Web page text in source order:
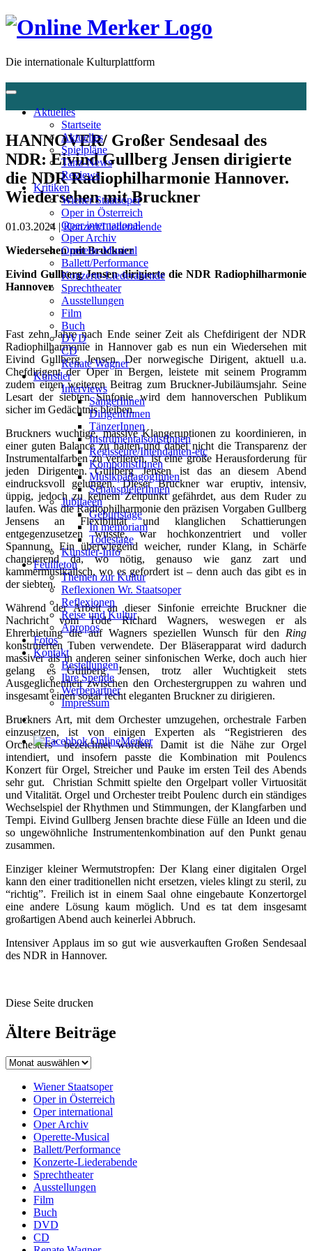
Die internationale Kulturplattform
Aktuelles
Startseite
Aktuelles
Spielpläne
Tanz-News
Reviews
Kritiken
Wiener Staatsoper
Oper in Österreich
Oper international
Oper Archiv
Operette-Musical
Ballett/Performance
Konzerte-Liederabende
Sprechtheater
Ausstellungen
Film
Buch
DVD
CD
Renate Wagner
Künstler
Interviews
SängerInnen
DirigentInnen
TänzerInnen
InstrumentalsolistInnen
Regisseure/Intendanten-etc
KomponistInnen
MusikpädagogInnen
SchauspielerInnen
Jubilaeen
Geburtstage
In memoriam
Todestage
Künstler-Info
Feuilleton
Themen zur Kultur
Reflexionen Wr. Staatsoper
Reflexionen
Reise und Kultur
Apropos
Fotos
Kontakt
Bestellungen
Ihre Spende
Werbepartner
Impressum
HANNOVER/ Großer Sendesaal des
NDR: Eivind Gullberg Jensen dirigierte
die NDR Radiophilharmonie Hannover.
Wiedersehen mit Bruckner
01.03.2024 |Konzert/Liederabende
Wiedersehen mit Bruckner
Eivind Gullberg Jensen dirigierte die NDR Radiophilharmonie
Hannover
Fast zehn Jahre nach Ende seiner Zeit als Chefdirigent der NDR
Radiophilharmonie in Hannover gab es nun ein Wiedersehen mit
Eivind Gullberg Jensen. Der norwegische Dirigent, aktuell u.a.
Chefdirigent der Oper in Bergen, leistete mit seinem Programm
zudem einen weiteren Beitrag zum Bruckner-Jubiläumsjahr. Seine
Lesart der siebten Sinfonie wird dem hannoverschen Publikum
sicher im Gedächtnis bleiben.
Bruckners wuchtige, massive Klangeruptionen zu koordinieren, in
einer guten Balance zu halten und dabei nicht die Transparenz der
Instrumentalfarben zu verlieren, ist eine große Herausforderung für
jeden Dirigenten. Gullberg Jensen ist das an diesem Abend
eindrucksvoll gelungen. Dieser Bruckner war eruptiv, intensiv,
üppig, jedoch zu keinem Zeitpunkt gefährdet, aus dem Ruder zu
laufen. Was die Radiophilharmonie den präzisen Vorgaben Gullberg
Jensens an Flexibilität und klanglichen Schattierungen
entgegenzusetzen wusste, war hochkonzentriert und voller
Spannung. Ein überwiegend weicher, runder Klang, in Schärfe
changierend da, wo nötig, genauso wie ganz zart und
kammermusikalisch, wo es gefordert ist – denn auch das gibt es in
der siebten.
Während der Arbeit an dieser Sinfonie erreichte Bruckner die
Nachricht vom Tode Richard Wagners, weswegen er als
Ehrerbietung die auf Wagners speziellen Wunsch für den Ring
konstruierten Tuben verwendete. Der Bläserapparat wird dadurch
massiver als in anderen seiner sinfonischen Werke, doch auch hier
gelang es Gullberg Jensen, trotz aller Wuchtigkeit stets
Ausgeglichenheit zwischen den Orchestergruppen zu wahren und
insgesamt einen sogar recht eleganten Bruckner zu dirigieren.
Bruckners Art, mit dem Orchester umzugehen, orchestrale Farben
einzusetzen, ist von einigen Experten als “Registrieren des
Orchesters” bezeichnet worden. Damit ist die Nähe zur Orgel
intendiert, und insofern passte die Kombination mit Poulencs
Konzert für Orgel, Streicher und Pauke im ersten Teil des Abends
sehr gut. Christian Schmitt spielte den Orgelpart voller Virtuosität
und Vitalität. Orgel und Orchester treibt Poulenc durch ein ständiges
Wechselspiel der Rhythmen und Stimmungen, der Klangfarben und
Tempi. Eivind Gullberg Jensen brachte diese Fülle an Ideen und die
so ungewöhnliche Instrumentenkombination auf den Punkt genau
zusammen.
Einziger kleiner Wermutstropfen: Der Klang einer digitalen Orgel
kann den einer traditionellen nicht ersetzen, vieles klingt zu steril, zu
“richtig”. Freilich ist in einem Saal ohne eingebaute Konzertorgel
eine andere Lösung kaum möglich. Und es tat dem insgesamt
großartigen Abend auch keinerlei Abbruch.
Intensiver Applaus im so gut wie ausverkauften Großen Sendesaal
des NDR in Hannover.
Diese Seite drucken
Ältere Beiträge
Wiener Staatsoper
Oper in Österreich
Oper international
Oper Archiv
Operette-Musical
Ballett/Performance
Konzerte-Liederabende
Sprechtheater
Ausstellungen
Film
Buch
DVD
CD